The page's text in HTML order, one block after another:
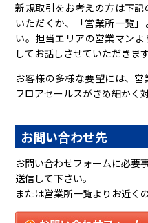
新規取引をお考えの方は下
いただくか、「営業所一覧
い。担当エリアの営業マン
してお話しさせていただきます
お客様の多様な要望には、
フロアセールスがきめ細かく
お問い合わせ先
お問い合わせフォームに必要
送信して下さい。
または営業所一覧よりお近く